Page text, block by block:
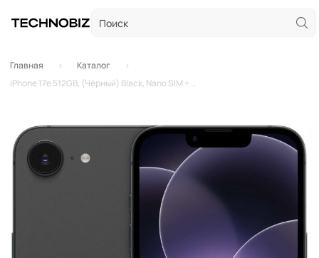
Главная
Каталог
iPhone 17e 512GB, (Чёрный) Black, Nano SIM + eSIM